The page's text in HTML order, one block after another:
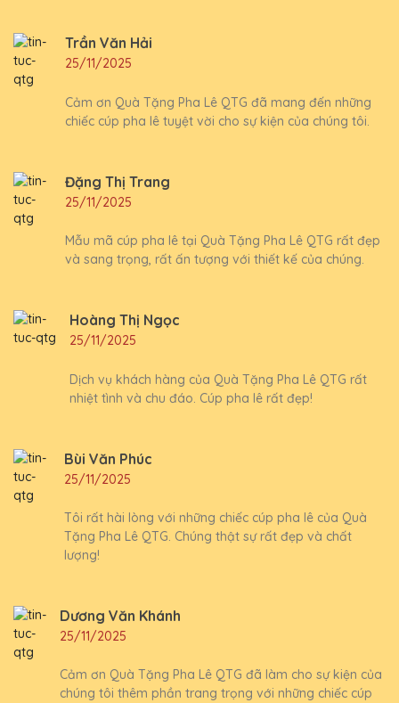
Trần Văn Hải
25/11/2025
Cảm ơn Quà Tặng Pha Lê QTG đã mang đến những
chiếc cúp pha lê tuyệt vời cho sự kiện của chúng tôi.
Đặng Thị Trang
25/11/2025
Mẫu mã cúp pha lê tại Quà Tặng Pha Lê QTG rất đẹp
và sang trọng, rất ấn tượng với thiết kế của chúng.
Hoàng Thị Ngọc
25/11/2025
Dịch vụ khách hàng của Quà Tặng Pha Lê QTG rất
nhiệt tình và chu đáo. Cúp pha lê rất đẹp!
Bùi Văn Phúc
25/11/2025
Tôi rất hài lòng với những chiếc cúp pha lê của Quà
Tặng Pha Lê QTG. Chúng thật sự rất đẹp và chất
lượng!
Dương Văn Khánh
25/11/2025
Cảm ơn Quà Tặng Pha Lê QTG đã làm cho sự kiện của
chúng tôi thêm phần trang trọng với những chiếc cúp